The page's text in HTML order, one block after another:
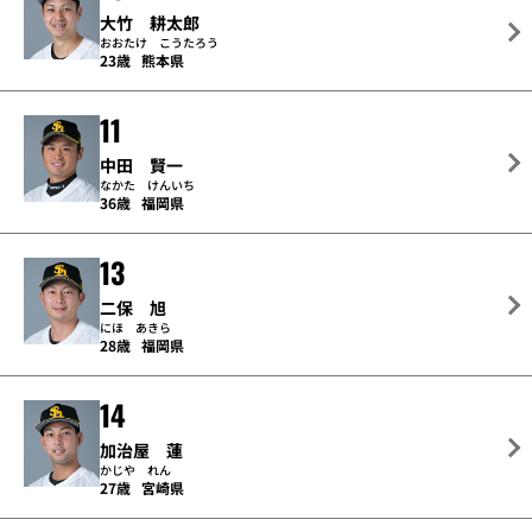
大竹 耕太郎
おおたけ こうたろう
23歳 熊本県
11
中田 賢一
なかた けんいち
36歳 福岡県
13
二保 旭
にほ あきら
28歳 福岡県
14
加治屋 蓮
かじや れん
27歳 宮崎県